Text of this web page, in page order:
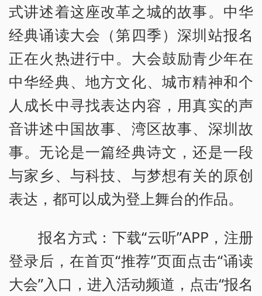
式讲述着这座改革之城的故事。中华
经典诵读大会（第四季）深圳站报名
正在火热进行中。大会鼓励青少年在
中华经典、地方文化、城市精神和个
人成长中寻找表达内容，用真实的声
音讲述中国故事、湾区故事、深圳故
事。无论是一篇经典诗文，还是一段
与家乡、与科技、与梦想有关的原创
表达，都可以成为登上舞台的作品。
报名方式：下载“云听”APP，注册
登录后，在首页“推荐”页面点击“诵读
大会”入口，进入活动频道，点击“报名